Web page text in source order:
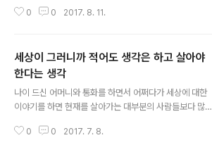
렇게 보고 생각하는 마음 가짐에 있을 겁니다. 하루아침에
는 바를 충실히 노력했을 때 이룰 수 있다는 의미를 지녔다
는 점에서 그 말은 요지경 세상의 그런 하루아침에 이루어
지는 것과 격이 같을 수 없음을 교훈적으로 제시하는 것이
기도 하다고 생각합니다. 물론, 그 노력이라고 하는 순수성
이 담보되어야만 가능한 얘기긴 합니다. 무엇이 진짜인지
알 수 없는 세상이니까요. 그럼에도 대단한 건 대단하게 느
0 0 2017. 8. 11.
세상이 그러니까 적어도 생각은 하고 살아야
한다는 생각
나이 드신 어머니와 통화를 하면서 어쩌다가 세상에 대한
이야기를 하면 현재를 살아가는 대부분의 사람들보다 많은
상이 그러니 그러려니 해야지 어쩌겠니..." 어머니께서 살아
0 0 2017. 7. 8.